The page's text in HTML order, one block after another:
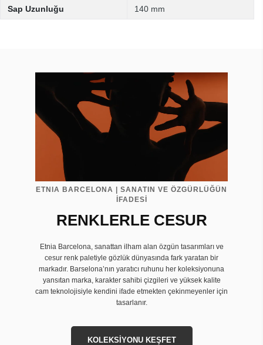
Sap Uzunluğu 140 mm
ETNIA BARCELONA | SANATIN VE ÖZGÜRLÜĞÜN
İFADESİ
RENKLERLE CESUR
Etnia Barcelona, sanattan ilham alan özgün tasarımları ve
cesur renk paletiyle gözlük dünyasında fark yaratan bir
markadır. Barselona’nın yaratıcı ruhunu her koleksiyonuna
yansıtan marka, karakter sahibi çizgileri ve yüksek kalite
cam teknolojisiyle kendini ifade etmekten çekinmeyenler için
tasarlanır.
KOLEKSİYONU KEŞFET